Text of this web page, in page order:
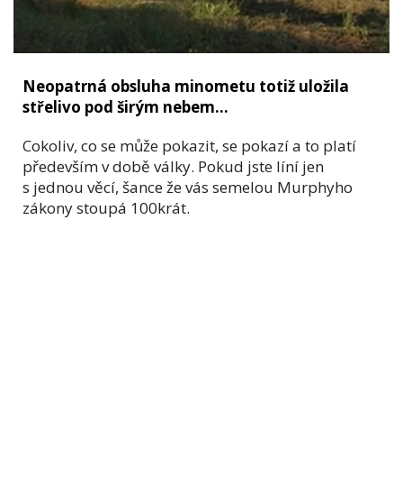
Neopatrná obsluha minometu totiž uložila
střelivo pod širým nebem...
Cokoliv, co se může pokazit, se pokazí a to platí
především v době války. Pokud jste líní jen
s jednou věcí, šance že vás semelou Murphyho
zákony stoupá 100krát.